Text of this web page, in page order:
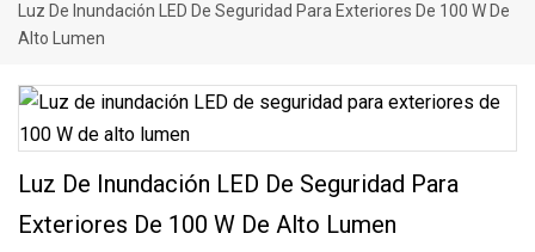
Luz De Inundación LED De Seguridad Para Exteriores De 100 W De
Alto Lumen
Luz De Inundación LED De Seguridad Para
Exteriores De 100 W De Alto Lumen